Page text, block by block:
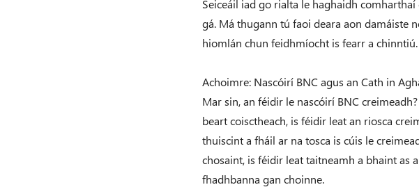
Seiceáil iad go rialta le haghaidh
gá. Má thugann tú faoi deara aon damáiste
hiomlán chun feidhmíocht is fearr a chinntiú.
Achoimre: Nascóirí BNC agus an Cath in
Mar sin, an féidir le nascóirí BNC
beart coisctheach, is féidir leat an riosca
thuiscint a fháil ar na tosca is cúis le
chosaint, is féidir leat taitneamh a bhaint
fhadhbanna gan choinne.